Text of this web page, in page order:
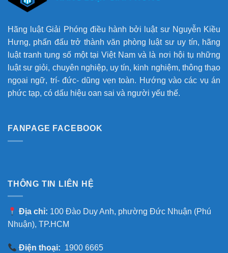
Hãng luật Giải Phóng điều hành bởi luật sư Nguyễn Kiều
Hưng, phấn đấu trở thành văn phòng luật sư uy tín, hãng
luật tranh tụng số một tại Việt Nam và là nơi hội tụ những
luật sư giỏi, chuyên nghiệp, uy tín, kinh nghiệm, thông thạo
ngọai ngữ, trí- đức- dũng vẹn toàn. Hướng vào các vụ án
phức tạp, có dấu hiệu oan sai và người yếu thế.
FANPAGE FACEBOOK
THÔNG TIN LIÊN HỆ
Địa chỉ: 100 Đào Duy Anh, phường Đức Nhuận (Phú
Nhuận), TP.HCM
Điện thoại: 1900 6665